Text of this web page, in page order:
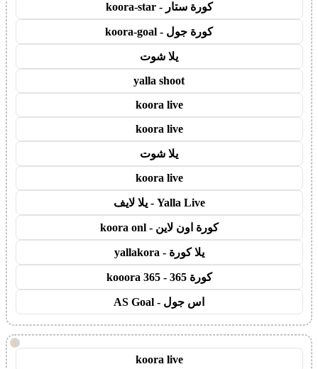
كورة ستار - koora-star
كورة جول - koora-goal
يلا شوت
yalla shoot
koora live
koora live
يلا شوت
koora live
Yalla Live - يلا لايف
كورة اون لاين - koora onl
يلا كورة - yallakora
كورة 365 - kooora 365
اس جول - AS Goal
!
koora live